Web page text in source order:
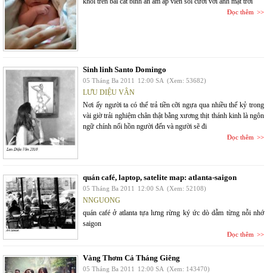
Đọc thêm
Sinh linh Santo Domingo
05 Tháng Ba 2011 12:00 SA (Xem: 53682)
LƯU DIỆU VÂN
Nơi ấy người ta có thể trả tiền cỡi ngựa qua nhiều thế kỷ trong
vài giờ trải nghiệm chân thật bằng xương thịt thánh kinh là ngôn
ngữ chính nối hồn người đến và người sẽ đi
Đọc thêm
quán café, laptop, satelite map: atlanta-saigon
05 Tháng Ba 2011 12:00 SA (Xem: 52108)
NNGUONG
quán café ở atlanta tựa lưng rừng ký ức dò dẫm từng nỗi nhớ
saigon
Đọc thêm
Vàng Thơm Cả Tháng Giêng
05 Tháng Ba 2011 12:00 SA (Xem: 143470)